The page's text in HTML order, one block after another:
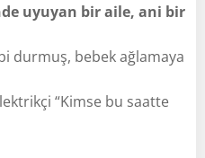
uyuyan bir aile, ani bir
durmuş, bebek ağlamaya
“Kimse bu saatte